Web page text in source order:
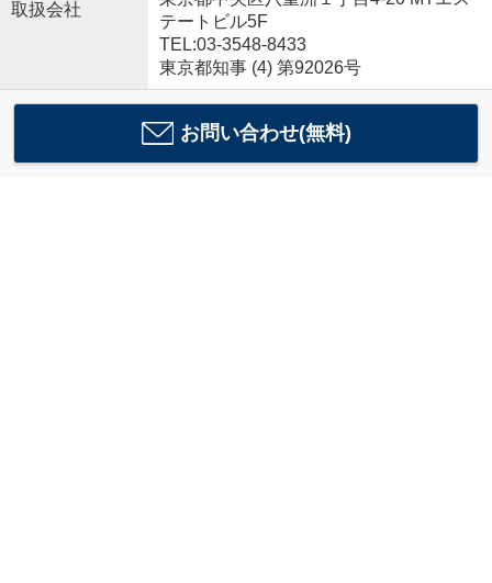
取扱会社
テートビル5F
TEL:03-3548-8433
東京都知事 (4) 第92026号
お問い合わせ(無料)